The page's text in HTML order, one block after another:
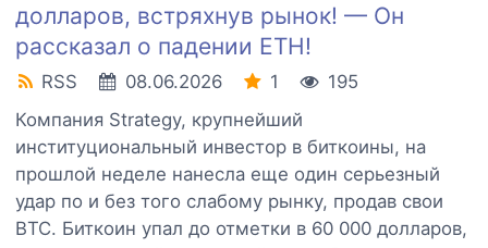
долларов, встряхнув рынок! — Он
рассказал о падении ETH!
RSS 08.06.2026 1
195
Компания Strategy, крупнейший
институциональный инвестор в биткоины, на
прошлой неделе нанесла еще один серьезный
удар по и без того слабому рынку, продав свои
BTC. Биткоин упал до отметки в 60 000 долларов,